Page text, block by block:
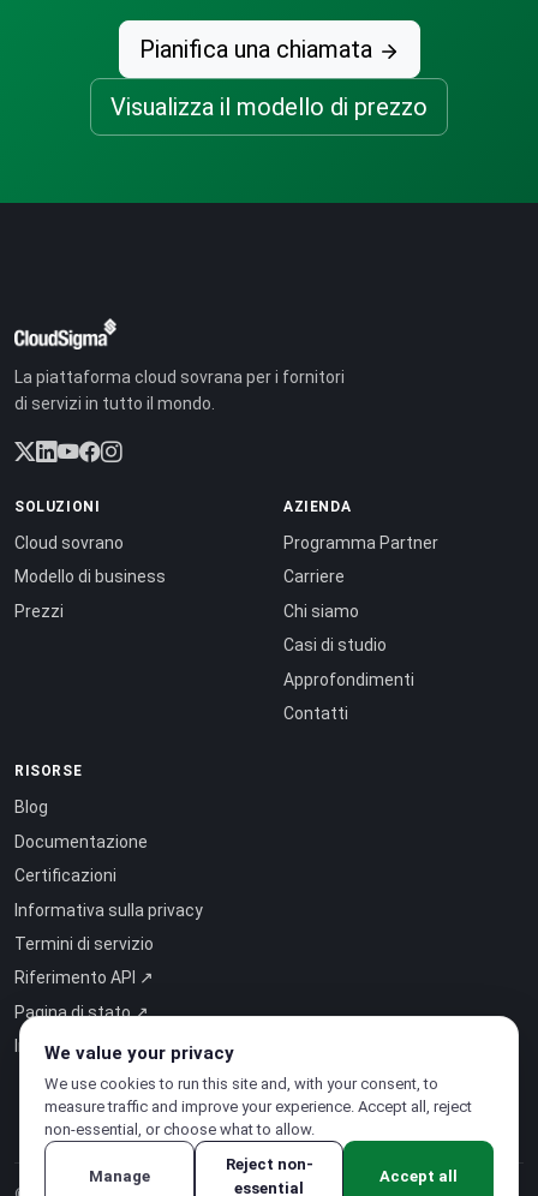
Pianifica una chiamata
Visualizza il modello di prezzo
La piattaforma cloud sovrana per i fornitori
di servizi in tutto il mondo.
SOLUZIONI
Cloud sovrano
Modello di business
Prezzi
AZIENDA
Programma Partner
Carriere
Chi siamo
Casi di studio
Approfondimenti
Contatti
RISORSE
Blog
Documentazione
Certificazioni
Informativa sulla privacy
Termini di servizio
Riferimento API ↗
Pagina di stato ↗
Intelligenza come servizio ↗
We value your privacy
We use cookies to run this site and, with your consent, to
measure traffic and improve your experience. Accept all, reject
non-essential, or choose what to allow.
Manage
Reject non-
essential
Accept all